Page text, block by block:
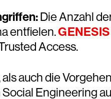
Die Anzahl
entfielen.
Access.
auch die
Engineering